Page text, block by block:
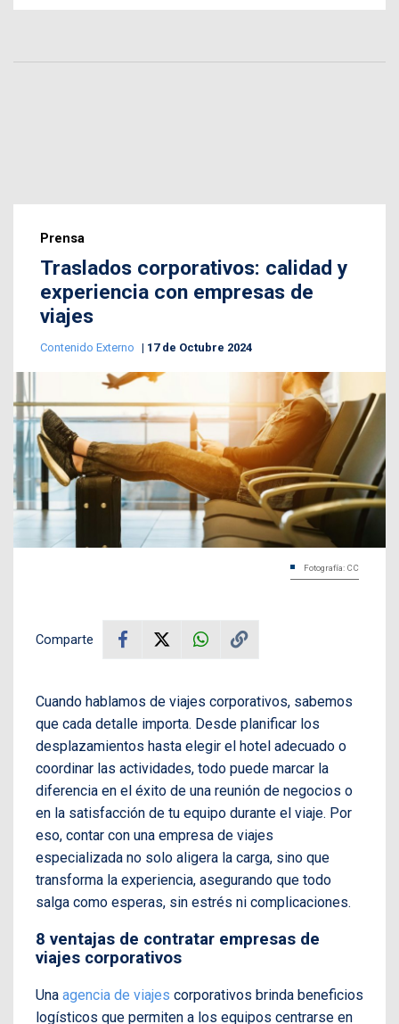
Prensa
Traslados corporativos: calidad y
experiencia con empresas de
viajes
Contenido Externo 17 de Octubre 2024
Fotografía: CC
Comparte
Cuando hablamos de viajes corporativos, sabemos
que cada detalle importa. Desde planificar los
desplazamientos hasta elegir el hotel adecuado o
coordinar las actividades, todo puede marcar la
diferencia en el éxito de una reunión de negocios o
en la satisfacción de tu equipo durante el viaje. Por
eso, contar con una empresa de viajes
especializada no solo aligera la carga, sino que
transforma la experiencia, asegurando que todo
salga como esperas, sin estrés ni complicaciones.
8 ventajas de contratar empresas de
viajes corporativos
Una agencia de viajes corporativos brinda beneficios
logísticos que permiten a los equipos centrarse en